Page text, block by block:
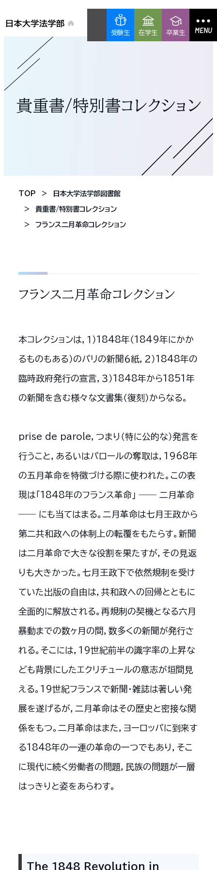
受験生 在学生 卒業生 MENU
貴重書/特別書コレクション
TOP 日本大学法学部図書館
貴重書/特別書コレクション
フランス二月革命コレクション
フランス二月革命コレクション
本コレクションは，１）1848年（1849年にかか
るものもある）のパリの新聞６紙，２）1848年の
臨時政府発行の宣言，３）1848年から1851年
の新聞を含む様々な文書集（復刻）からなる。
prise de parole，つまり（特に公的な）発言を
行うこと，あるいはパロールの奪取は，1968年
の五月革命を特徴づける際に使われた。この表
現は「1848年のフランス革命」 ―― 二月革命
―― にも当てはまる。二月革命は七月王政から
第二共和政への体制上の転覆をもたらす。新聞
は二月革命で大きな役割を果たすが，その見返
りも大きかった。七月王政下で依然規制を受け
ていた出版の自由は，共和政への回帰とともに
全面的に解放される。再規制の契機となる六月
暴動までの数ヶ月の間，数多くの新聞が発行さ
れる。そこには，19世紀前半の識字率の上昇な
ども背景にしたエクリチュールの意志が垣間見
える。19世紀フランスで新聞・雑誌は著しい発
展を遂げるが，二月革命はその歴史と密接な関
係をもつ。二月革命はまた，ヨーロッパに到来す
る1848年の一連の革命の一つでもあり，そこ
に現代に続く労働者の問題，民族の問題が一層
はっきりと姿をあらわす。
The 1848 Revolution in